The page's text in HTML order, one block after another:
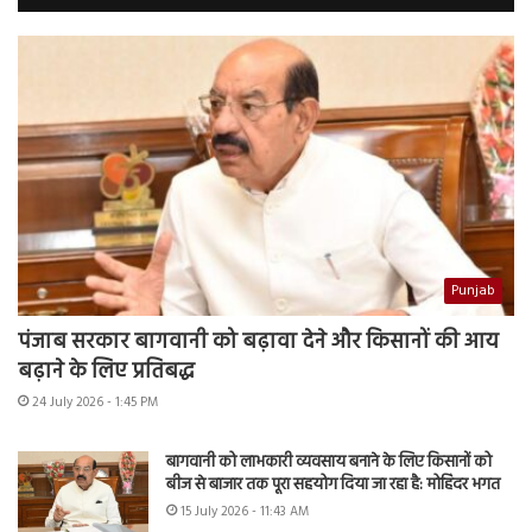
Punjab
पंजाब सरकार बागवानी को बढ़ावा देने और किसानों की आय
बढ़ाने के लिए प्रतिबद्ध
24 July 2026 - 1:45 PM
बागवानी को लाभकारी व्यवसाय बनाने के लिए किसानों को
बीज से बाजार तक पूरा सहयोग दिया जा रहा है: मोहिंदर भगत
15 July 2026 - 11:43 AM